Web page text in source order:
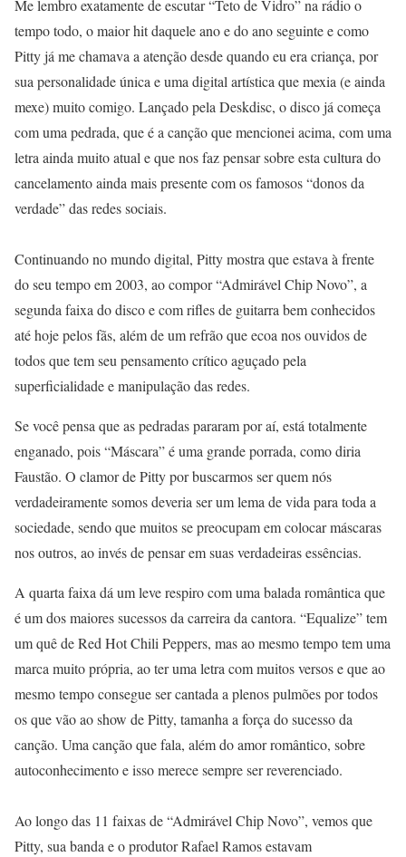
Me lembro exatamente de escutar “Teto de Vidro” na rádio o
tempo todo, o maior hit daquele ano e do ano seguinte e como
Pitty já me chamava a atenção desde quando eu era criança, por
sua personalidade única e uma digital artística que mexia (e ainda
mexe) muito comigo. Lançado pela Deskdisc, o disco já começa
com uma pedrada, que é a canção que mencionei acima, com uma
letra ainda muito atual e que nos faz pensar sobre esta cultura do
cancelamento ainda mais presente com os famosos “donos da
verdade” das redes sociais.
Continuando no mundo digital, Pitty mostra que estava à frente
do seu tempo em 2003, ao compor “Admirável Chip Novo”, a
segunda faixa do disco e com rifles de guitarra bem conhecidos
até hoje pelos fãs, além de um refrão que ecoa nos ouvidos de
todos que tem seu pensamento crítico aguçado pela
superficialidade e manipulação das redes.
Se você pensa que as pedradas pararam por aí, está totalmente
enganado, pois “Máscara” é uma grande porrada, como diria
Faustão. O clamor de Pitty por buscarmos ser quem nós
verdadeiramente somos deveria ser um lema de vida para toda a
sociedade, sendo que muitos se preocupam em colocar máscaras
nos outros, ao invés de pensar em suas verdadeiras essências.
A quarta faixa dá um leve respiro com uma balada romântica que
é um dos maiores sucessos da carreira da cantora. “Equalize” tem
um quê de Red Hot Chili Peppers, mas ao mesmo tempo tem uma
marca muito própria, ao ter uma letra com muitos versos e que ao
mesmo tempo consegue ser cantada a plenos pulmões por todos
os que vão ao show de Pitty, tamanha a força do sucesso da
canção. Uma canção que fala, além do amor romântico, sobre
autoconhecimento e isso merece sempre ser reverenciado.
Ao longo das 11 faixas de “Admirável Chip Novo”, vemos que
Pitty, sua banda e o produtor Rafael Ramos estavam